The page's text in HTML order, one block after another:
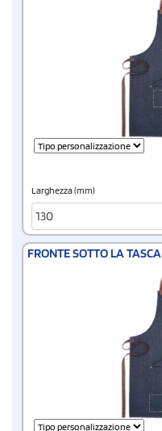
Larghezza (mm)
FRONTE SOTTO LA TASCA